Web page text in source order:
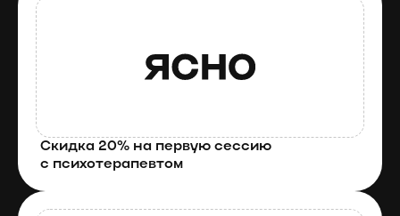
Скидка 20% на первую сессию
с психотерапевтом